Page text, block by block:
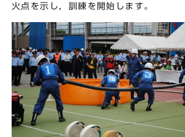
火点を示し，訓練を開始します。